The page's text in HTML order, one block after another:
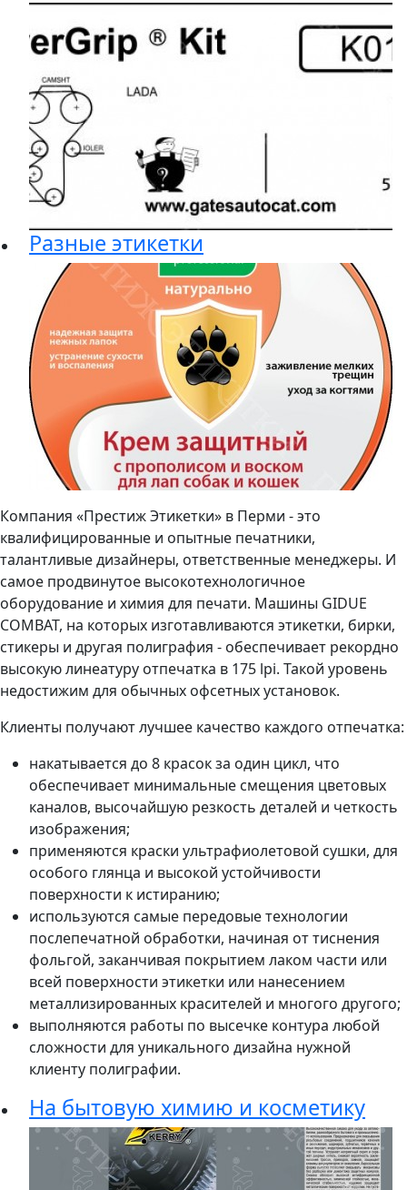
Разные этикетки
Компания «Престиж Этикетки» в Перми - это
квалифицированные и опытные печатники,
талантливые дизайнеры, ответственные менеджеры. И
самое продвинутое высокотехнологичное
оборудование и химия для печати. Машины GIDUE
COMBAT, на которых изготавливаются этикетки, бирки,
стикеры и другая полиграфия - обеспечивает рекордно
высокую линеатуру отпечатка в 175 lpi. Такой уровень
недостижим для обычных офсетных установок.
Клиенты получают лучшее качество каждого отпечатка:
накатывается до 8 красок за один цикл, что
обеспечивает минимальные смещения цветовых
каналов, высочайшую резкость деталей и четкость
изображения;
применяются краски ультрафиолетовой сушки, для
особого глянца и высокой устойчивости
поверхности к истиранию;
используются самые передовые технологии
послепечатной обработки, начиная от тиснения
фольгой, заканчивая покрытием лаком части или
всей поверхности этикетки или нанесением
металлизированных красителей и многого другого;
выполняются работы по высечке контура любой
сложности для уникального дизайна нужной
клиенту полиграфии.
На бытовую химию и косметику